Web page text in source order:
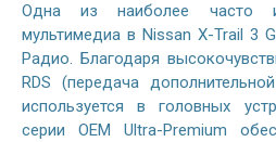
Одна из наиболее часто
мультимедиа в Nissan X-Trail 3
Радио. Благодаря
RDS (передача
используется в головных
серии OEM Ultra-Premium